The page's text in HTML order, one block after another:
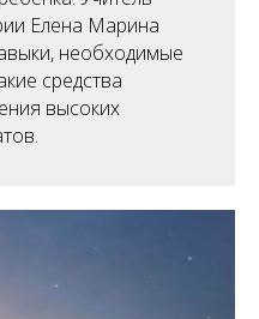
Елена Марина
необходимые
средства
высоких